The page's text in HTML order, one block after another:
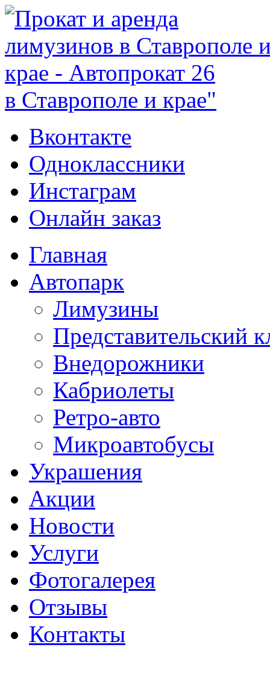
в Ставрополе и крае"
Вконтакте
Одноклассники
Инстаграм
Онлайн заказ
Главная
Автопарк
Лимузины
Представительский
Внедорожники
Кабриолеты
Ретро-авто
Микроавтобусы
Украшения
Акции
Новости
Услуги
Фотогалерея
Отзывы
­Контакты